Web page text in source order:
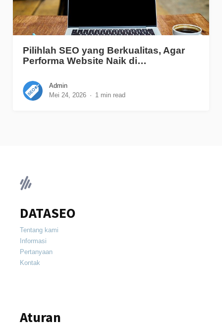
Pilihlah SEO yang Berkualitas, Agar
Performa Website Naik di…
Admin
Mei 24, 2026
1 min read
DATASEO
Tentang kami
Informasi
Pertanyaan
Kontak
Aturan